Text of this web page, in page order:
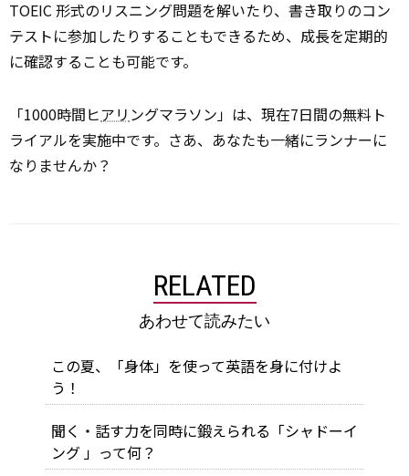
TOEIC 形式のリスニング問題を解いたり、書き取りのコン
テストに参加したりすることもできるため、成長を定期的
に確認することも可能です。
「1000時間ヒアリ ングマラソン」は、現在7日間の無料ト
ライアルを実施中です。さあ、あなたも一緒にランナーに
なりませんか？
RELATED
あわせて読みたい
この夏、「身体」を使って英語を身に付けよ
う！
聞く・話す力を同時に鍛えられる「シャドーイ
ング 」って何？